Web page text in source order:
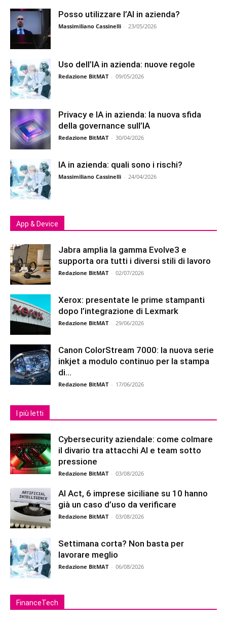
Posso utilizzare l’AI in azienda?
Massimiliano Cassinelli - 23/05/2026
Uso dell’IA in azienda: nuove regole
Redazione BitMAT - 09/05/2026
Privacy e IA in azienda: la nuova sfida
della governance sull’IA
Redazione BitMAT - 30/04/2026
IA in azienda: quali sono i rischi?
Massimiliano Cassinelli - 24/04/2026
App & Device
Jabra amplia la gamma Evolve3 e
supporta ora tutti i diversi stili di lavoro
Redazione BitMAT - 02/07/2026
Xerox: presentate le prime stampanti
dopo l’integrazione di Lexmark
Redazione BitMAT - 29/06/2026
Canon ColorStream 7000: la nuova serie
inkjet a modulo continuo per la stampa
di...
Redazione BitMAT - 17/06/2026
I più letti
Cybersecurity aziendale: come colmare
il divario tra attacchi AI e team sotto
pressione
Redazione BitMAT - 03/08/2026
AI Act, 6 imprese siciliane su 10 hanno
già un caso d’uso da verificare
Redazione BitMAT - 03/08/2026
Settimana corta? Non basta per
lavorare meglio
Redazione BitMAT - 06/08/2026
FinanceTech